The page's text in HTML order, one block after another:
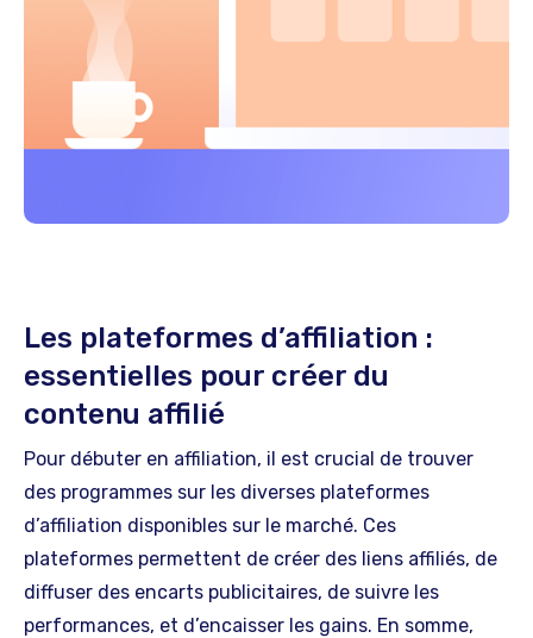
Les plateformes d’affiliation :
essentielles pour créer du
contenu affilié
Pour débuter en affiliation, il est crucial de trouver
des programmes sur les diverses plateformes
d’affiliation disponibles sur le marché. Ces
plateformes permettent de créer des liens affiliés, de
diffuser des encarts publicitaires, de suivre les
performances, et d’encaisser les gains. En somme,